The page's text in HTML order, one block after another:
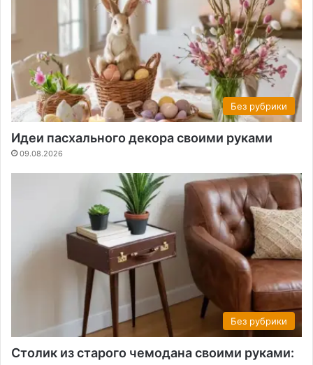
Без рубрики
Идеи пасхального декора своими руками
09.08.2026
Без рубрики
Столик из старого чемодана своими руками: